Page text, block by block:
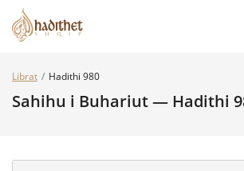
Librat Hadithi 980
Sahihu i Buhariut — Hadithi